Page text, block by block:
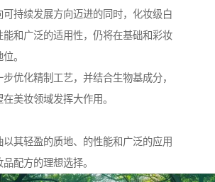
可持续发展方向迈进的同时，化妆级白
能和广泛的适用性，仍将在基础和彩妆
。
优化精制工艺，并结合生物基成分，
美妆领域发挥大作用。
以其轻盈的质地、的性能和广泛的应用
配方的理想选择。